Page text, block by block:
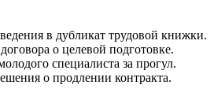
в дубликат трудовой книжки.
о целевой подготовке.
специалиста за прогул.
о продлении контракта.